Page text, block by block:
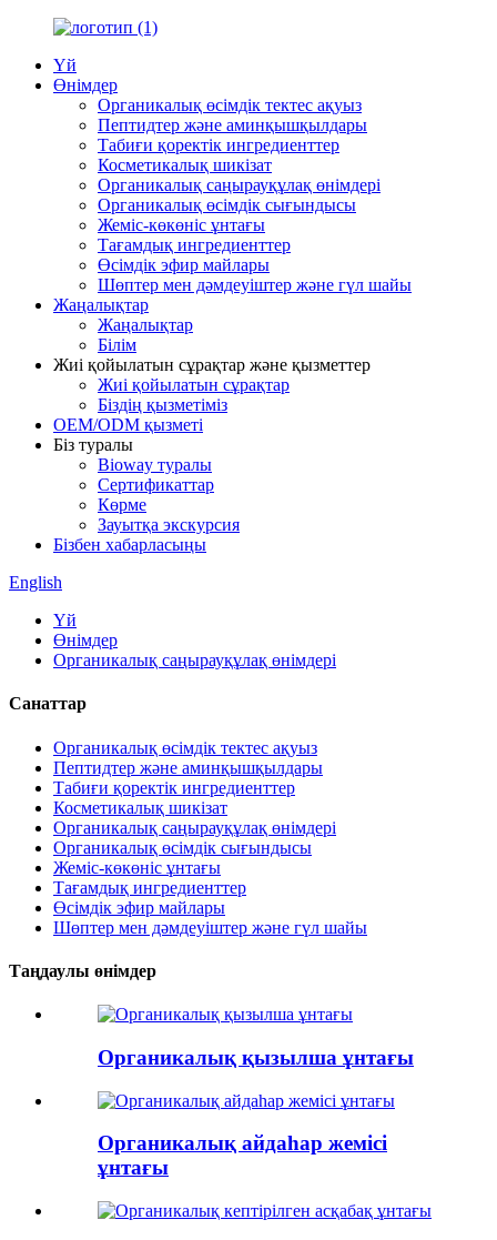
Үй
Өнімдер
Органикалық өсімдік тектес ақуыз
Пептидтер және аминқышқылдары
Табиғи қоректік ингредиенттер
Косметикалық шикізат
Органикалық саңырауқұлақ өнімдері
Органикалық өсімдік сығындысы
Жеміс-көкөніс ұнтағы
Тағамдық ингредиенттер
Өсімдік эфир майлары
Шөптер мен дәмдеуіштер және гүл шайы
Жаңалықтар
Жаңалықтар
Білім
Жиі қойылатын сұрақтар және қызметтер
Жиі қойылатын сұрақтар
Біздің қызметіміз
OEM/ODM қызметі
Біз туралы
Bioway туралы
Сертификаттар
Көрме
Зауытқа экскурсия
Бізбен хабарласыңы
English
Үй
Өнімдер
Органикалық саңырауқұлақ өнімдері
Санаттар
Органикалық өсімдік тектес ақуыз
Пептидтер және аминқышқылдары
Табиғи қоректік ингредиенттер
Косметикалық шикізат
Органикалық саңырауқұлақ өнімдері
Органикалық өсімдік сығындысы
Жеміс-көкөніс ұнтағы
Тағамдық ингредиенттер
Өсімдік эфир майлары
Шөптер мен дәмдеуіштер және гүл шайы
Таңдаулы өнімдер
Органикалық қызылша ұнтағы
Органикалық айдаһар жемісі
ұнтағы